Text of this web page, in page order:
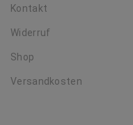
Kontakt
Widerruf
Shop
Versandkosten